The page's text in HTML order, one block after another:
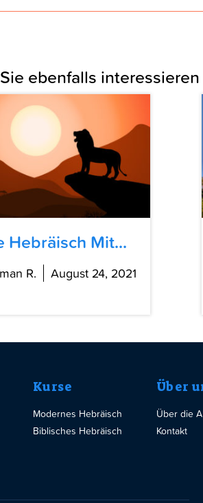
ebenfalls interessieren
Hebräisch Mit...
R. August 24, 2021
Kurse
Modernes Hebräisch
Biblisches Hebräisch
Über
Über die
Kontakt